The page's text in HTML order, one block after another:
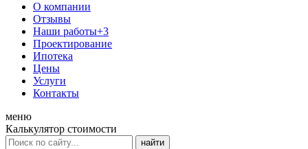
О компании
Отзывы
Наши работы+3
Проектирование
Ипотека
Цены
Услуги
Контакты
меню
Калькулятор стоимости